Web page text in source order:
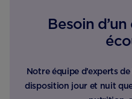
Besoin d’un
Notre équipe d’experts
disposition jour et nuit